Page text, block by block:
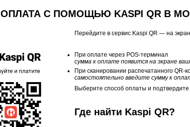
ОПЛАТА С ПОМОЩЬЮ KASPI QR В
Перейдите в сервис Kaspi QR — на
При оплате через POS-терминал
сумма к оплате появится на экране
При сканировании распечатанного QR-
самостоятельно введите сумму к
Выберите способ оплаты и подтвердите
Где найти Kaspi QR?